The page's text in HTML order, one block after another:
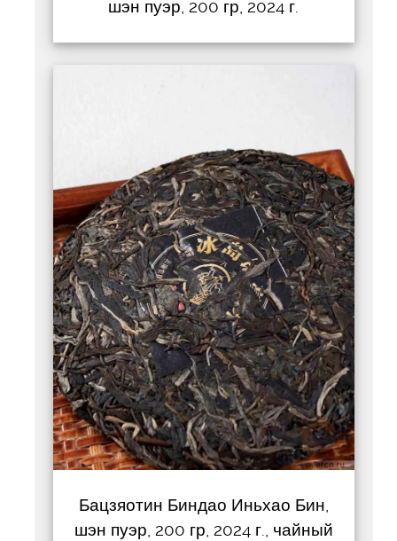
шэн пуэр, 200 гр, 2024 г.
Бацзяотин Биндао Иньхао Бин,
шэн пуэр, 200 гр, 2024 г., чайный